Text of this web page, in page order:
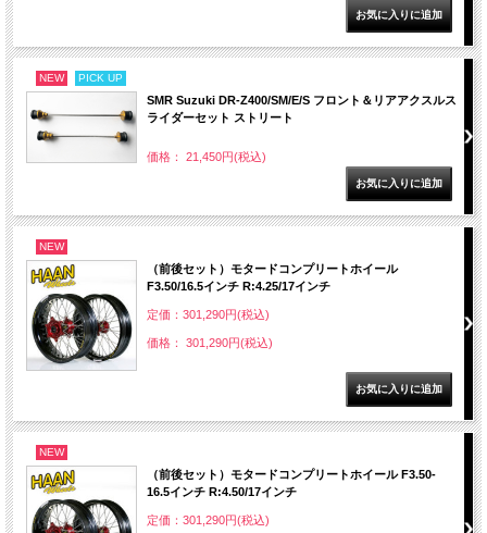
NEW PICK UP
SMR Suzuki DR-Z400/SM/E/S フロント＆リアアクスルス
ライダーセット ストリート
価格： 21,450円(税込)
NEW
（前後セット）モタードコンプリートホイール
F3.50/16.5インチ R:4.25/17インチ
定価：301,290円(税込)
価格： 301,290円(税込)
NEW
（前後セット）モタードコンプリートホイール F3.50-
16.5インチ R:4.50/17インチ
定価：301,290円(税込)